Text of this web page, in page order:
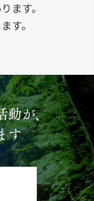
ます。
す。
動が、
す